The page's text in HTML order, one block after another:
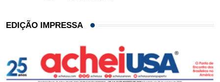
EDIÇÃO IMPRESSA